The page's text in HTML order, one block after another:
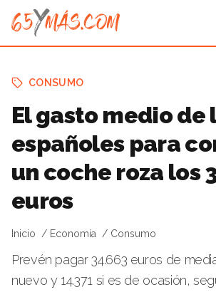
CONSUMO
El gasto medio de
españoles para
un coche roza los
euros
Inicio Economía Consumo
Prevén pagar 34.663 euros de
nuevo y 14.371 si es de ocasión,